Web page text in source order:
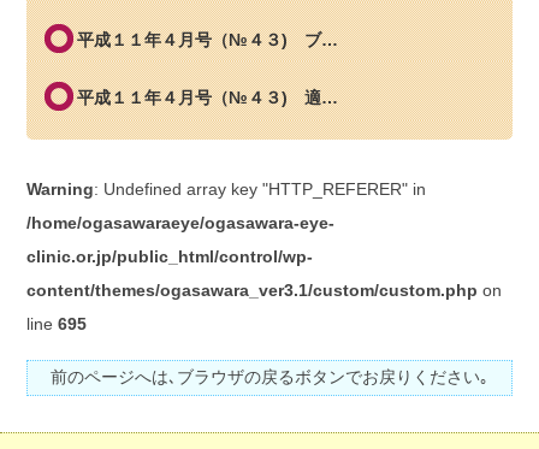
平成１１年４月号（№４３) ブ…
平成１１年４月号（№４３) 適…
Warning: Undefined array key "HTTP_REFERER" in
/home/ogasawaraeye/ogasawara-eye-
clinic.or.jp/public_html/control/wp-
content/themes/ogasawara_ver3.1/custom/custom.php on
line695
前のページへは､ブラウザの戻るボタンでお戻りください｡